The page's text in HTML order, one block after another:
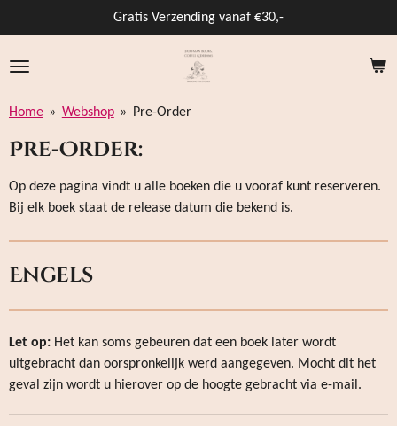
direct
naar
hoofdinhoud
Gratis Verzending vanaf €30,-
Home » Webshop » Pre-Order
Pre-Order:
Op deze pagina vindt u alle boeken die u vooraf kunt reserveren.
Bij elk boek staat de release datum die bekend is.
Engels
Let op: Het kan soms gebeuren dat een boek later wordt
uitgebracht dan oorspronkelijk werd aangegeven. Mocht dit het
geval zijn wordt u hierover op de hoogte gebracht via e-mail.